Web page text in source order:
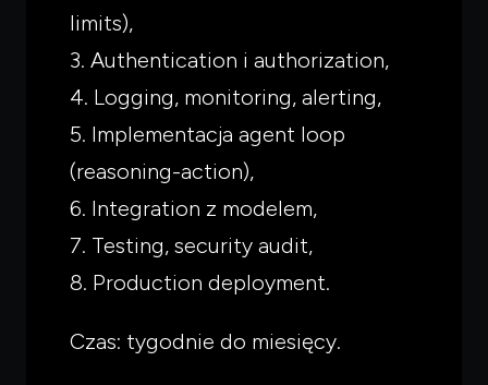
limits),
3. Authentication i authorization,
4. Logging, monitoring, alerting,
5. Implementacja agent loop
(reasoning-action),
6. Integration z modelem,
7. Testing, security audit,
8. Production deployment.
Czas: tygodnie do miesięcy.